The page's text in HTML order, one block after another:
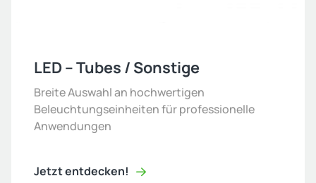
LED – Tubes / Sonstige
Breite Auswahl an hochwertigen
Beleuchtungseinheiten für professionelle
Anwendungen
Jetzt entdecken!